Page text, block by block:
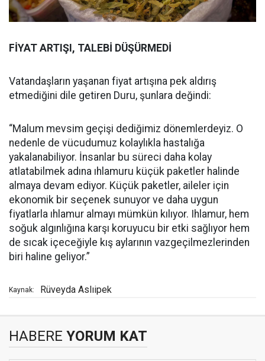
FİYAT ARTIŞI, TALEBİ DÜŞÜRMEDİ
Vatandaşların yaşanan fiyat artışına pek aldırış
etmediğini dile getiren Duru, şunlara değindi:
“Malum mevsim geçişi dediğimiz dönemlerdeyiz. O
nedenle de vücudumuz kolaylıkla hastalığa
yakalanabiliyor. İnsanlar bu süreci daha kolay
atlatabilmek adına ıhlamuru küçük paketler halinde
almaya devam ediyor. Küçük paketler, aileler için
ekonomik bir seçenek sunuyor ve daha uygun
fiyatlarla ıhlamur almayı mümkün kılıyor. Ihlamur, hem
soğuk algınlığına karşı koruyucu bir etki sağlıyor hem
de sıcak içeceğiyle kış aylarının vazgeçilmezlerinden
biri haline geliyor.”
Kaynak: Rüveyda Aslıipek
HABERE YORUM KAT